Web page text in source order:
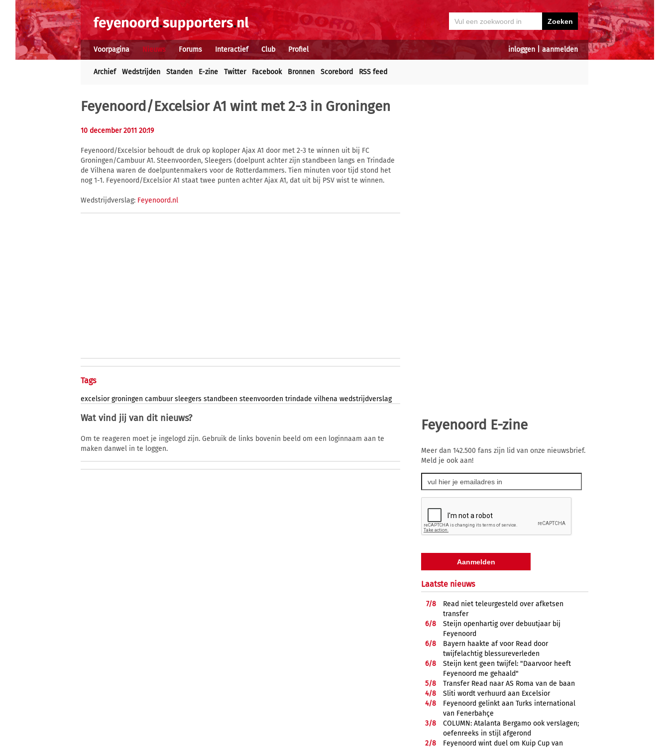
inloggen aanmelden
Voorpagina Nieuws Forums Interactief Club Profiel
Archief Wedstrijden Standen E-zine Twitter Facebook Bronnen Scorebord RSS feed
Feyenoord/Excelsior A1 wint met 2-3 in Groningen
10 december 2011 20:19
Feyenoord/Excelsior behoudt de druk op koploper Ajax A1 door met 2-3 te winnen uit bij FC
Groningen/Cambuur A1. Steenvoorden, Sleegers (doelpunt achter zijn standbeen langs en Trindade
de Vilhena waren de doelpuntenmakers voor de Rotterdammers. Tien minuten voor tijd stond het
nog 1-1. Feyenoord/Excelsior A1 staat twee punten achter Ajax A1, dat uit bij PSV wist te winnen.
Wedstrijdverslag: Feyenoord.nl
Tags
excelsior groningen cambuur sleegers standbeen steenvoorden trindade vilhena wedstrijdverslag
Wat vind jij van dit nieuws?
Om te reageren moet je ingelogd zijn. Gebruik de links bovenin beeld om een loginnaam aan te
maken danwel in te loggen.
Feyenoord E-zine
Meer dan 142.500 fans zijn lid van onze nieuwsbrief.
Meld je ook aan!
Laatste nieuws
7/8
Read niet teleurgesteld over afketsen
transfer
6/8
Steijn openhartig over debuutjaar bij
Feyenoord
6/8
Bayern haakte af voor Read door
twijfelachtig blessureverleden
6/8
Steijn kent geen twijfel: "Daarvoor heeft
Feyenoord me gehaald"
5/8
Transfer Read naar AS Roma van de baan
4/8
Sliti wordt verhuurd aan Excelsior
4/8
Feyenoord gelinkt aan Turks international
van Fenerbahçe
3/8
COLUMN: Atalanta Bergamo ook verslagen;
oefenreeks in stijl afgerond
2/8
Feyenoord wint duel om Kuip Cup van